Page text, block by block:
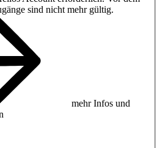
sind nicht mehr gültig.
mehr Infos und